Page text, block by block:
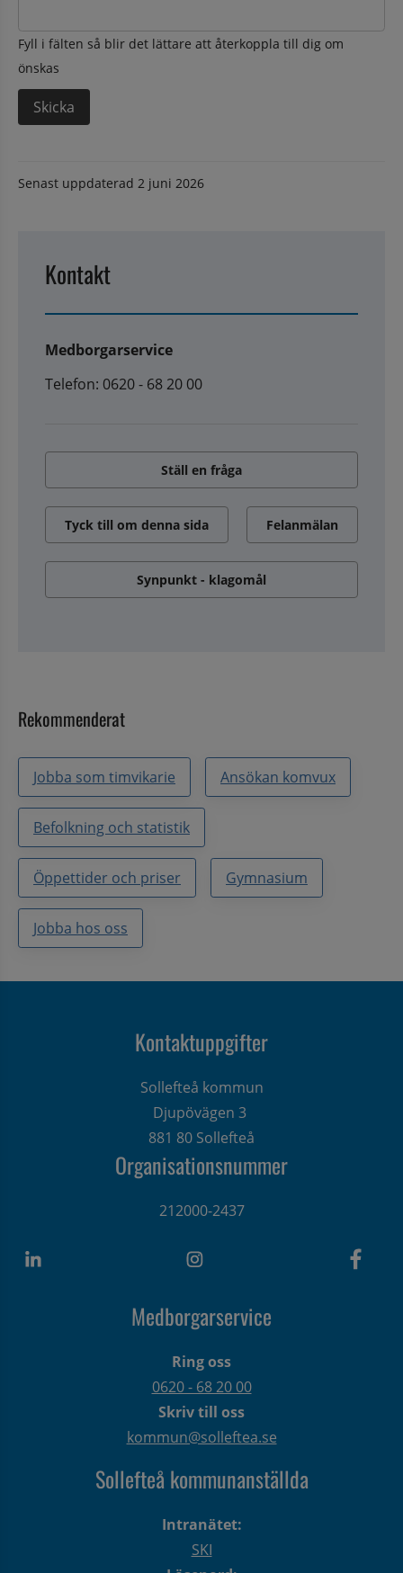
Fyll i fälten så blir det lättare att återkoppla till dig om
önskas
Senast uppdaterad 2 juni 2026
Kontakt
Medborgarservice
Telefon: 0620 - 68 20 00
Ställ en fråga
Tyck till om denna sida Felanmälan
Synpunkt - klagomål
Rekommenderat
Jobba som timvikarie Ansökan komvux
Befolkning och statistik
Öppettider och priser Gymnasium
Jobba hos oss
Kontaktuppgifter
Sollefteå kommun
Djupövägen 3
881 80 Sollefteå
Organisationsnummer
212000-2437
Medborgarservice
Ring oss
0620 - 68 20 00
Skriv till oss
kommun@solleftea.se
Sollefteå kommunanställda
Intranätet:
SKI